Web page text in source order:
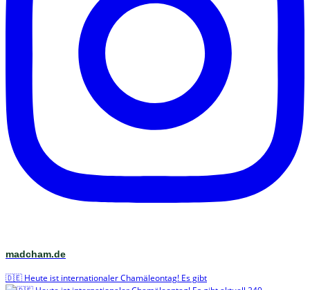
madcham.de
🇩🇪 Heute ist internationaler Chamäleontag! Es gibt